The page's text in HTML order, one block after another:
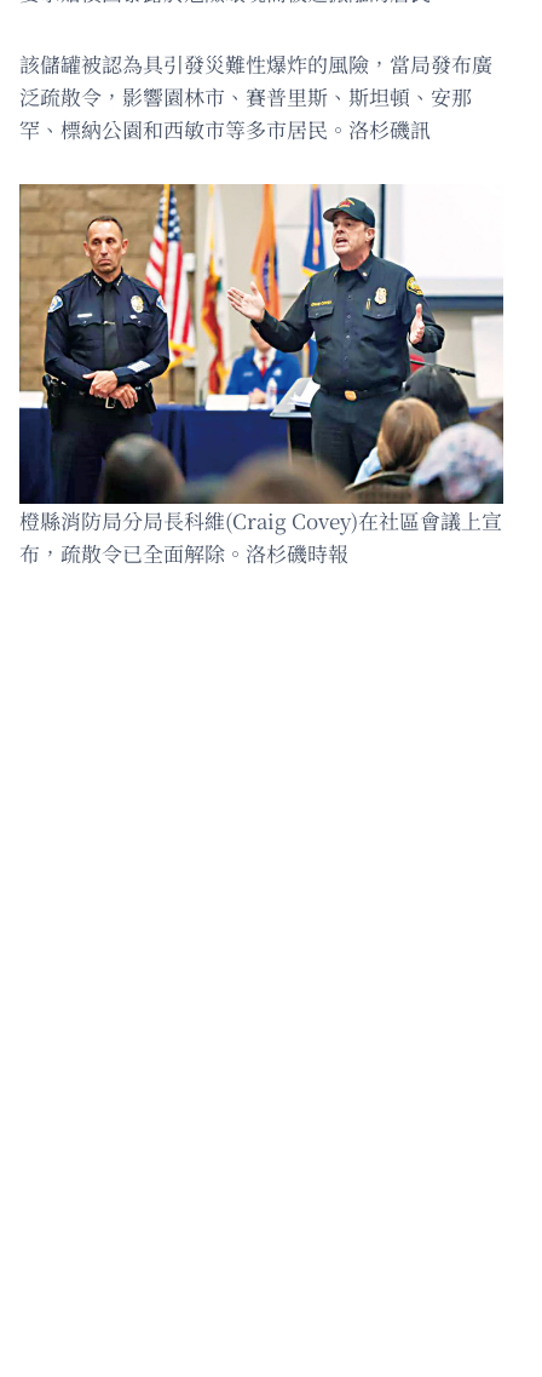
該儲罐被認為具引發災難性爆炸的風險，當局發布廣
泛疏散令，影響園林市、賽普里斯、斯坦頓、安那
罕、標納公園和西敏市等多市居民。洛杉磯訊
橙縣消防局分局長科維(Craig Covey)在社區會議上宣
布，疏散令已全面解除。洛杉磯時報